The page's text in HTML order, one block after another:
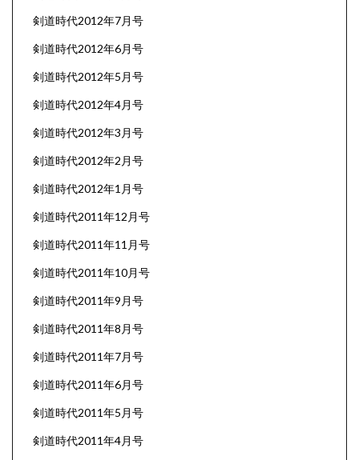
剣道時代2012年7月号
剣道時代2012年6月号
剣道時代2012年5月号
剣道時代2012年4月号
剣道時代2012年3月号
剣道時代2012年2月号
剣道時代2012年1月号
剣道時代2011年12月号
剣道時代2011年11月号
剣道時代2011年10月号
剣道時代2011年9月号
剣道時代2011年8月号
剣道時代2011年7月号
剣道時代2011年6月号
剣道時代2011年5月号
剣道時代2011年4月号